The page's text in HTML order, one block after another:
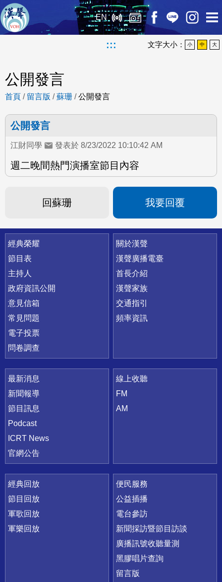
EN
::: 文字大小： 小 中 大
公開發言
首頁 / 留言版 /蘇珊 /公開發言
公開發言
江財同學 發表於 8/23/2022 10:10:42 AM
週二晚間熱門演播室節目內容
回蘇珊 我要回覆
快速連結
經典榮耀
節目表
主持人
政府資訊公開
意見信箱
常見問題
電子投票
問卷調查
關於漢聲
漢聲廣播電臺
首長介紹
漢聲家族
交通指引
頻率資訊
最新消息
新聞報導
節目訊息
Podcast
ICRT News
官網公告
線上收聽
FM
AM
經典回放
節目回放
軍歌回放
軍樂回放
便民服務
公益插播
電台參訪
新聞採訪暨節目訪談
廣播訊號收聽量測
黑膠唱片查詢
留言版